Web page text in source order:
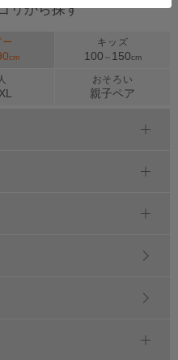
リから探す
cm
キッズ
100 ～ 150cm
XL
おそろい
親子ペア